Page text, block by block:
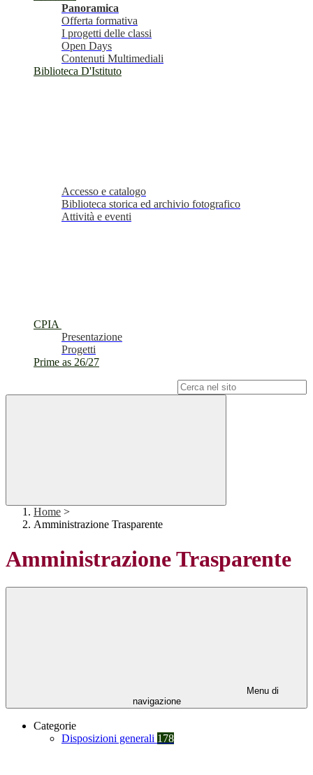
Panoramica
Offerta formativa
I progetti delle classi
Open Days
Contenuti Multimediali
Biblioteca D'Istituto
Accesso e catalogo
Biblioteca storica ed archivio fotografico
Attività e eventi
CPIA
Presentazione
Progetti
Prime as 26/27
Home >
Amministrazione Trasparente
Amministrazione Trasparente
Menu di
navigazione
Categorie
Disposizioni generali 178